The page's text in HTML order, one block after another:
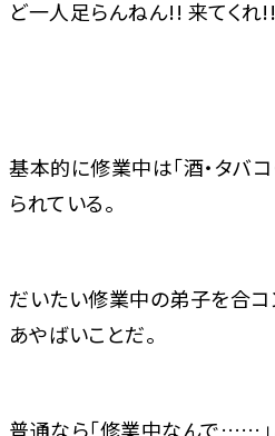
ど一人足らんねん!! 来てくれ!!
基本的に修業中は「酒・タバコ
られている。
だいたい修業中の弟子を合コ
あやばいことだ。
普通なら「修業中なんで……」